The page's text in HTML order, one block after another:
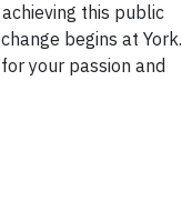
this public
begins at York.
your passion and